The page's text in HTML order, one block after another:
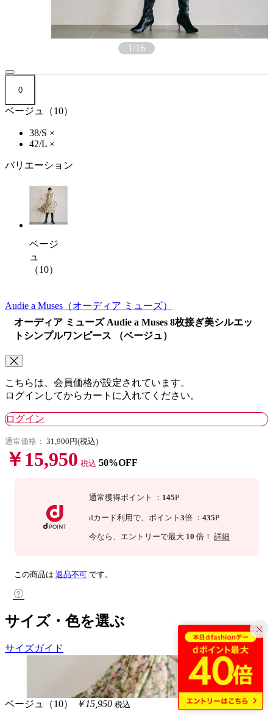
1/16
0
ベージュ（10）
38/S ×
42/L ×
バリエーション
ベージ
ュ
（10）
Audie a Muses （オーディア ミューズ）
オーディア ミューズ Audie a Muses 8枚接ぎ美シルエッ
トシンプルワンピース （ベージュ）
こちらは、会員価格が設定されています。
ログインしてからカートに入れてください。
ログイン
通常価格： 31,900円(税込)
￥15,950 税込 50%OFF
通常獲得ポイント ： 145P
dカード利用で、 ポイント3倍 ：435P
今なら 、エントリーで最大 10 倍！詳細
この商品は 返品不可 です。
サイズ・色を選ぶ
サイズガイド
ベージュ（10） ￥15,950 税込